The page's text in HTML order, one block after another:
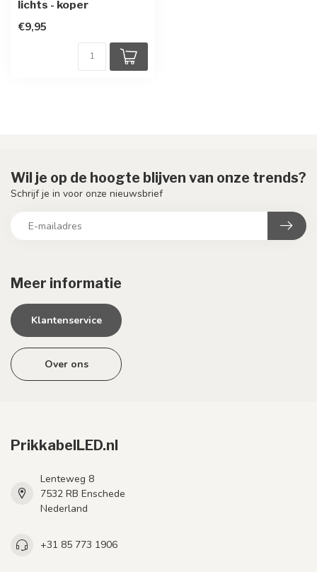
lichts - koper
€9,95
Meer informatie
Klantenservice
Over ons
Wil je op de hoogte blijven van onze trends?
Schrijf je in voor onze nieuwsbrief
PrikkabelLED.nl
Lenteweg 8
7532 RB Enschede
Nederland
+31 85 773 1906